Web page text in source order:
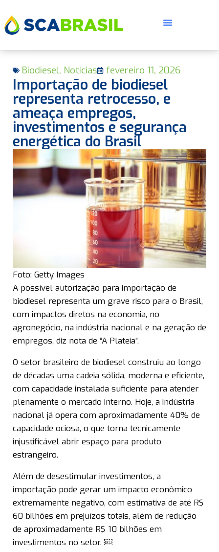
Biodiesel, Notícias fevereiro 11, 2026
Importação de biodiesel
representa retrocesso, e
ameaça empregos,
investimentos e segurança
energética do Brasil
Foto: Getty Images
A possível autorização para importação de
biodiesel representa um grave risco para o Brasil,
com impactos diretos na economia, no
agronegócio, na indústria nacional e na geração de
empregos, diz nota de “A Plateia”.
O setor brasileiro de biodiesel construiu ao longo
de décadas uma cadeia sólida, moderna e eficiente,
com capacidade instalada suficiente para atender
plenamente o mercado interno. Hoje, a indústria
nacional já opera com aproximadamente 40% de
capacidade ociosa, o que torna tecnicamente
injustificável abrir espaço para produto
estrangeiro.
Além de desestimular investimentos, a
importação pode gerar um impacto econômico
extremamente negativo, com estimativa de até R$
60 bilhões em prejuízos totais, além de redução
de aproximadamente R$ 10 bilhões em
investimentos no setor. ￼